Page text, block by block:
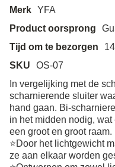
Merk
YFA
Product oorsprong
Tijd om te bezorgen
SKU
OS-07
In vergelijking met de
scharnierende sluiter
hand gaan. Bi-
in het midden nodig,
een groot en groot raam.
⭐Door het lichtgewicht
ze aan elkaar worden